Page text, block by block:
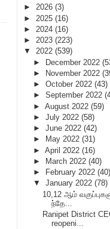
► 2026 (3)
► 2025 (16)
► 2024 (16)
► 2023 (223)
▼ 2022 (539)
► December 2022
►
November 2022
► October 2022 (43)
► September 2022
► August 2022 (59)
► July 2022 (58)
► June 2022 (42)
►
May 2022 (31)
► April 2022 (16)
►
March 2022 (40)
►
February 2022 (40)
▼ January 2022 (78)
10,12 ஆம்
ந்தே...
Ranipet District
reopeni...